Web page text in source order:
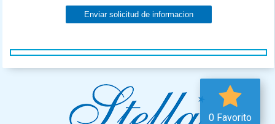
Enviar solicitud de informacion
0 Favorito